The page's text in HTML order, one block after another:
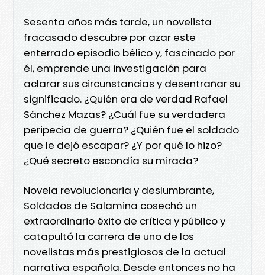
Sesenta años más tarde, un novelista
fracasado descubre por azar este
enterrado episodio bélico y, fascinado por
él, emprende una investigación para
aclarar sus circunstancias y desentrañar su
significado. ¿Quién era de verdad Rafael
Sánchez Mazas? ¿Cuál fue su verdadera
peripecia de guerra? ¿Quién fue el soldado
que le dejó escapar? ¿Y por qué lo hizo?
¿Qué secreto escondía su mirada?
Novela revolucionaria y deslumbrante,
Soldados de Salamina cosechó un
extraordinario éxito de crítica y público y
catapultó la carrera de uno de los
novelistas más prestigiosos de la actual
narrativa española. Desde entonces no ha